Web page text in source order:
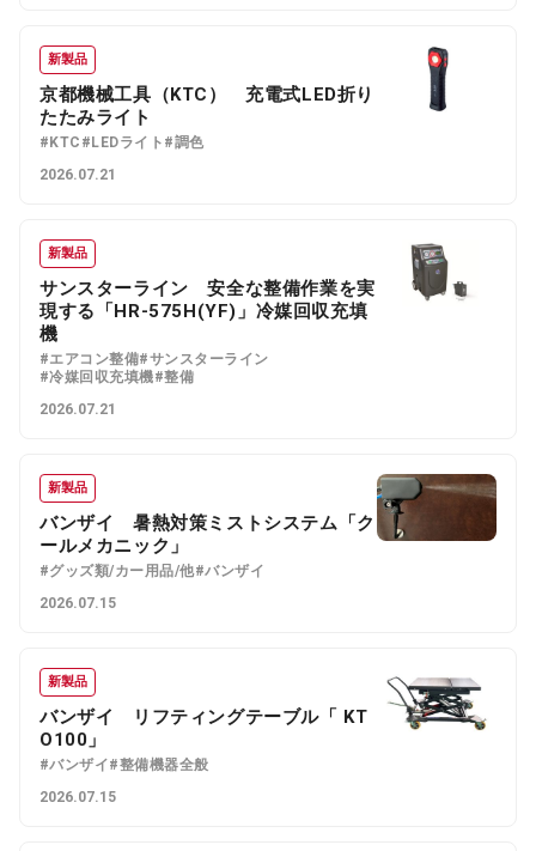
新製品
京都機械工具（KTC） 充電式LED折り
たたみライト
#KTC #LEDライト #調色
2026.07.21
新製品
サンスターライン 安全な整備作業を実
現する「HR-575H(YF)」冷媒回収充填
機
#エアコン整備#サンスターライン
#冷媒回収充填機#整備
2026.07.21
新製品
バンザイ 暑熱対策ミストシステム「ク
ールメカニック」
#グッズ類/カー用品/他#バンザイ
2026.07.15
新製品
バンザイ リフティングテーブル「 KT
O100」
#バンザイ#整備機器全般
2026.07.15